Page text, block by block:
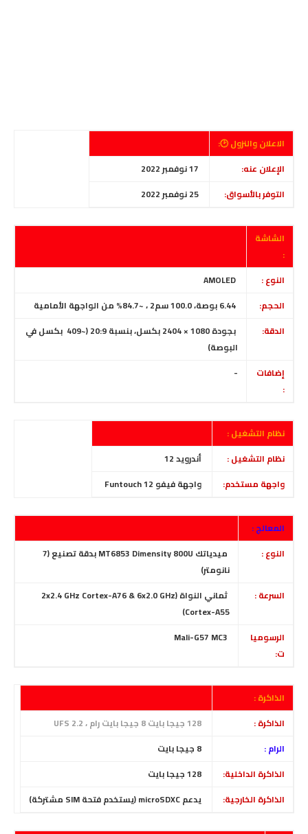
الاعلان والنزول 🕑:
الإعلان عنه:
التوفر بالأسواق:
الشاشة
:
النوع :
AMOLED
الحجم:
6.44 بوصة، 100.0 سم2 ، ~84.7% من الواجهة الأمامية
الدقة:
بجودة
1080 × 2404 بكسل، بنسبة 20:9 (~409 بكسل في
البوصة)
إضافات
:
-
نظام التشغيل :
نظام التشغيل :
أندرويد 12
واجهة مستخدم:
واجهة فيفو
المعالج :
النوع :
ميدياتك MT6853 Dimensity 800U بدقة تصنيع (7
نانومتر)
السرعة :
ثماني النواة (2x2.4 GHz Cortex-A76 & 6x2.0 GHz
Cortex-A55)
الرسوميا
ت:
Mali-G57 MC3
الذاكرة :
الذاكرة :
128 جيجا بايت 8 جيجا بايت رام ، UFS 2.2
الرام :
جيجا بايت
الذاكرة الداخلية:
الذاكرة الخارجية:
يدعم microSDXC (يستخدم فتحة SIM مشتركة)